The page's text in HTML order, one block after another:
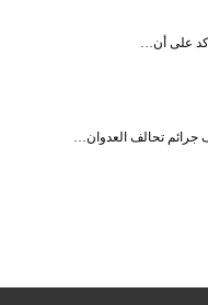
على أن…
جرائم تحالف العدوان…